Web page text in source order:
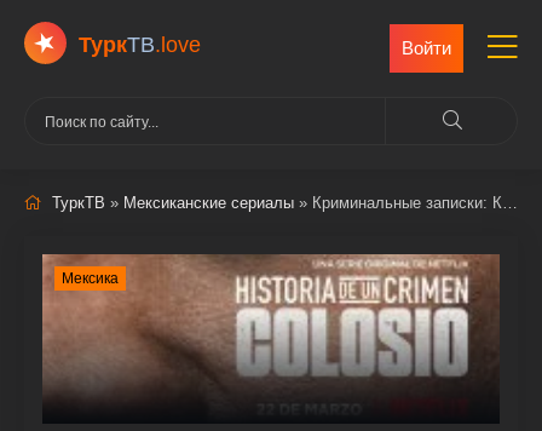
ТуркТВ.love Войти
ТуркТВ » Мексиканские сериалы » Криминальные записки: Колосио
Мексика